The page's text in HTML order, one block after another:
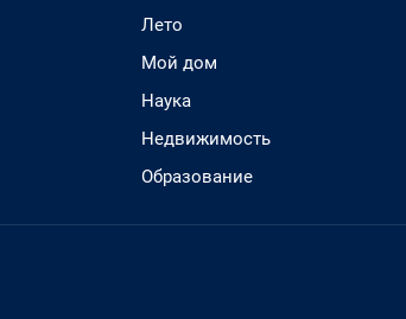
Лето
Мой дом
Наука
Недвижимость
Образование